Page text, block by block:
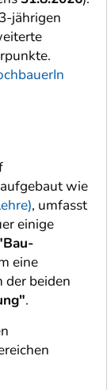
jährigen
wie
, umfasst
einige
eine
der beiden
.